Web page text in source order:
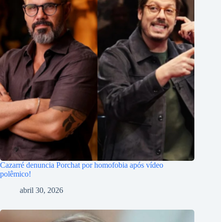
Cazarré denuncia Porchat por homofobia após vídeo
polêmico!
abril 30, 2026